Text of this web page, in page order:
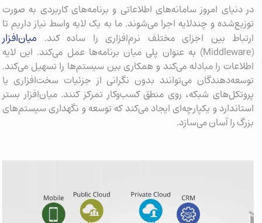
در دنیای امروز سامانه‌های اطلاعاتی و برنامه‌های کاربردی به صورت
توزیع‌شده و چندلایه اجرا می‌شوند. ما به یک لایه واسط نیاز داریم تا
ارتباط بین اجزای مختلف نرم‌افزاری را ساده کند. میان‌افزار
(Middleware) به عنوان پلی میان برنامه‌ها عمل می‌کند. این لایه
اطلاعات را مبادله می‌کند و همکاری بین سیستم‌ها را تسهیل می‌کند.
توسعه‌دهندگان می‌توانند بدون نگرانی از جزئیات سخت‌افزاری یا
پروتکل‌های شبکه، روی منطق کسب‌وکار تمرکز کنند. میان‌افزار بستر
استاندارد و یکپارچه‌ای ایجاد می‌کند که توسعه و نگهداری سیستم‌های
بزرگ را آسان می‌سازد.